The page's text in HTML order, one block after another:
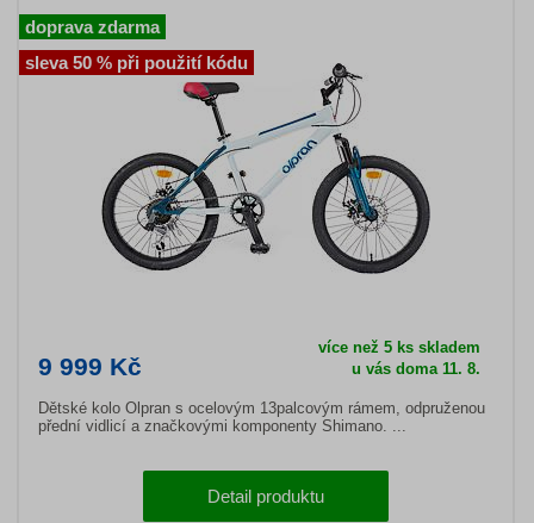
9 999 Kč
více než 5 ks skladem
u vás doma 11. 8.
Dětské kolo Olpran s ocelovým 13palcovým rámem, odpruženou
přední vidlicí a značkovými komponenty Shimano. ...
Detail produktu
doprava zdarma
sleva 50 % při použití kódu